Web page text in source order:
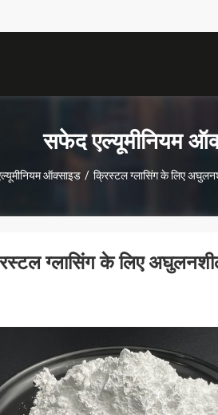
सफेद एल्यूमीनियम
ऑक्साइड / क्रिस्टल ग्लासिंग के लिए
ग्लासिंग के लिए